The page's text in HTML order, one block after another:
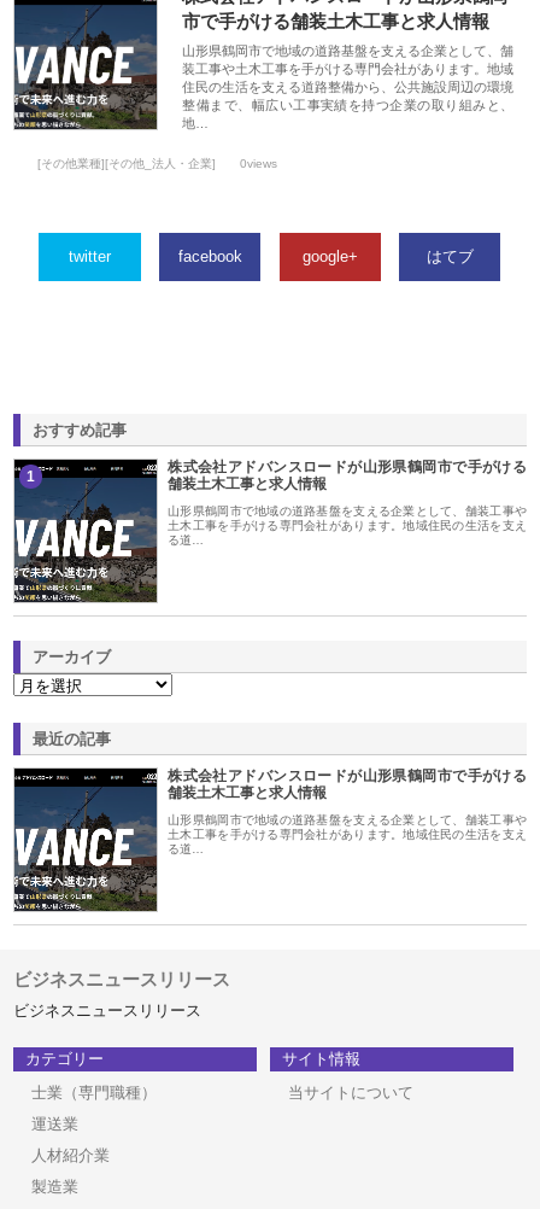
市で手がける舗装土木工事と求人情報
山形県鶴岡市で地域の道路基盤を支える企業として、舗
装工事や土木工事を手がける専門会社があります。地域
住民の生活を支える道路整備から、公共施設周辺の環境
整備まで、幅広い工事実績を持つ企業の取り組みと、
地…
[その他業種][その他_法人・企業] 0views
twitter facebook google+ はてブ
おすすめ記事
1
株式会社アドバンスロードが山形県鶴岡市で手がける
舗装土木工事と求人情報
山形県鶴岡市で地域の道路基盤を支える企業として、舗装工事や
土木工事を手がける専門会社があります。地域住民の生活を支え
る道…
アーカイブ
最近の記事
株式会社アドバンスロードが山形県鶴岡市で手がける
舗装土木工事と求人情報
山形県鶴岡市で地域の道路基盤を支える企業として、舗装工事や
土木工事を手がける専門会社があります。地域住民の生活を支え
る道…
ビジネスニュースリリース
ビジネスニュースリリース
カテゴリー
士業（専門職種）
運送業
人材紹介業
製造業
サイト情報
当サイトについて